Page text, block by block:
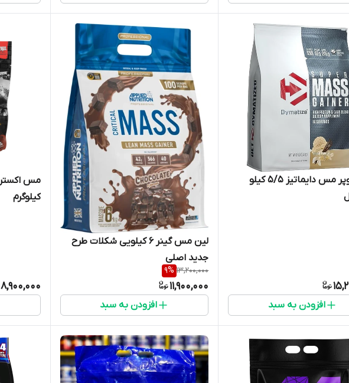
گینر سوپر مس دایماتیز ۵/۵ کیلو
افزودن به سبد
لین مس گینر ۶ کیلویی شکلات طرح
جدید اصلی
13,200,000
9%
11,900,000
افزودن به سبد
کیلوگرم
8,900,000